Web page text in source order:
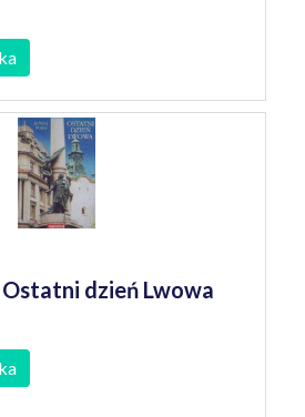
dzień Lwowa